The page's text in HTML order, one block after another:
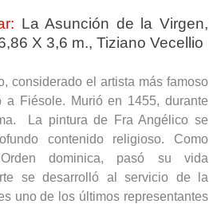
La Asunción de la Virgen,
X 3,6 m., Tiziano Vecellio
considerado el artista más famoso
a Fiésole. Murió en 1455, durante
La pintura de Fra Angélico se
contenido religioso. Como
dominica, pasó su vida
se desarrolló al servicio de la
uno de los últimos representantes